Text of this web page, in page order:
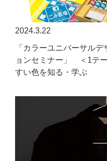
2024.3.22
「カラーユニバーサル
ョンセミナー」 ＜1テ
すい色を知る・学ぶ